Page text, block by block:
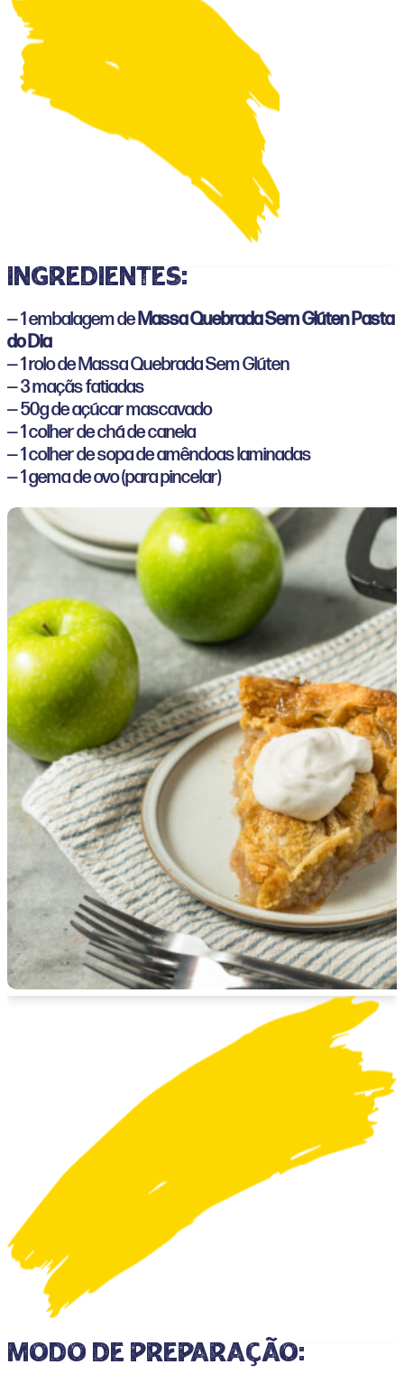
ingredientes:
— 1 embalagem deMassa Quebrada Sem Glúten Pasta
do Dia
— 1 rolo de Massa Quebrada Sem Glúten
— 3 maçãs fatiadas
— 50g de açúcar mascavado
— 1 colher de chá de canela
— 1 colher de sopa de amêndoas laminadas
— 1 gema de ovo (para pincelar)
Modo de preparação: